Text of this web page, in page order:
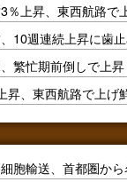
％上昇、東西航路で
10週連続上昇に歯
繁忙期前倒しで上昇
昇、東西航路で上げ
胞輸送、首都圏か